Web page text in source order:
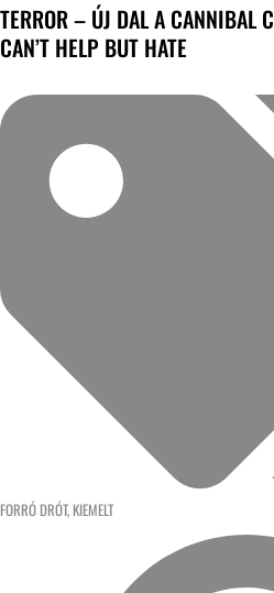
TERROR – ÚJ DAL A CANNIBAL
CAN’T HELP BUT HATE
FORRÓ DRÓT, KIEMELT